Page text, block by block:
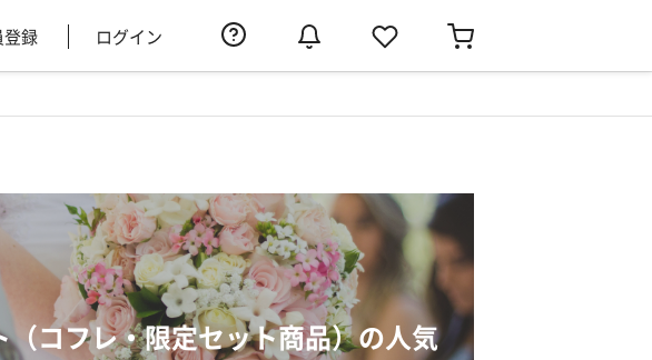
登録 ログイン
コフレ・限定セット商品）の人気